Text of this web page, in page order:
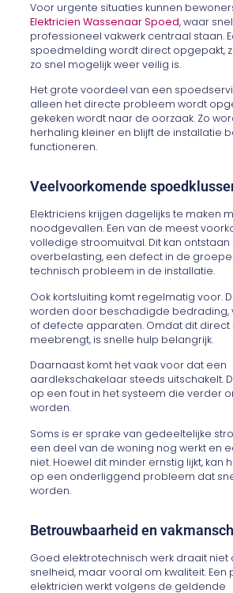
Voor urgente situaties kunnen
Elektricien Wassenaar Spoed, waar
professioneel vakwerk centraal staan.
spoedmelding wordt direct opgepakt,
zo snel mogelijk weer veilig is.
Het grote voordeel van een
alleen het directe probleem wordt
gekeken wordt naar de oorzaak. Zo
herhaling kleiner en blijft de installatie
functioneren.
Veelvoorkomende
Elektriciens krijgen dagelijks te maken
noodgevallen. Een van de meest
volledige stroomuitval. Dit kan
overbelasting, een defect in de
technisch probleem in de installatie.
Ook kortsluiting komt regelmatig voor.
worden door beschadigde bedrading,
of defecte apparaten. Omdat dit direct
meebrengt, is snelle hulp belangrijk.
Daarnaast komt het vaak voor dat een
aardlekschakelaar steeds uitschakelt.
op een fout in het systeem die verder
worden.
Soms is er sprake van gedeeltelijke
een deel van de woning nog werkt en
niet. Hoewel dit minder ernstig lijkt, kan
op een onderliggend probleem dat
worden.
Betrouwbaarheid en
Goed elektrotechnisch werk draait niet
snelheid, maar vooral om kwaliteit. Een
elektricien werkt volgens de geldende